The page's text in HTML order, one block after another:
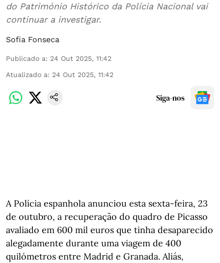
do Património Histórico da Polícia Nacional vai
continuar a investigar.
Sofia Fonseca
Publicado a: 24 Out 2025, 11:42
Atualizado a: 24 Out 2025, 11:42
Siga-nos
A Polícia espanhola anunciou esta sexta-feira, 23
de outubro, a recuperação do quadro de Picasso
avaliado em 600 mil euros que tinha desaparecido
alegadamente durante uma viagem de 400
quilómetros entre Madrid e Granada. Aliás,